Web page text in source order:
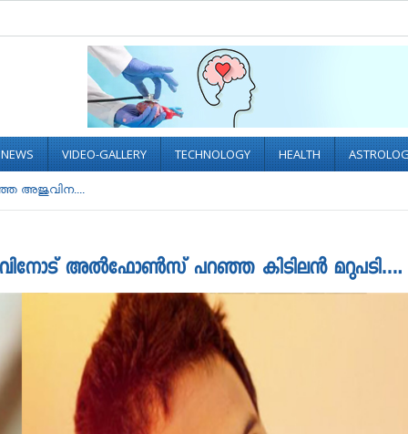
VIDEO-GALLERY TECHNOLOGY HEALTH
അജുവിന....
അല്‍ഫോണ്‍സ് പറഞ്ഞ കിടിലൻ മറുപടി….